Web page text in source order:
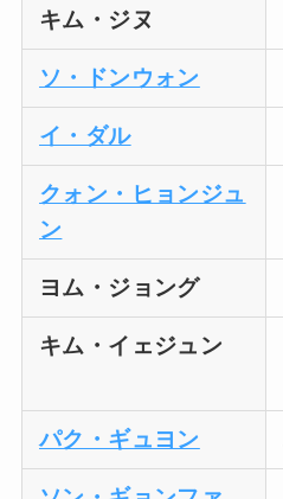
キム・ジヌ
ソ・ドンウォン
イ・ダル
クォン・ヒョンジュ
ン
ヨム・ジョング
キム・イェジュン
パク・ギュヨン